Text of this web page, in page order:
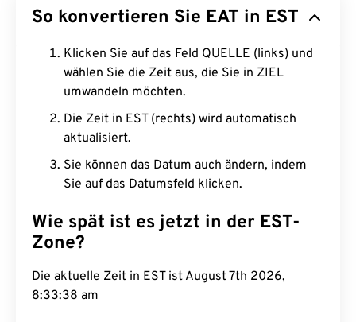
So konvertieren Sie EAT in EST
Klicken Sie auf das Feld QUELLE (links) und
wählen Sie die Zeit aus, die Sie in ZIEL
umwandeln möchten.
Die Zeit in EST (rechts) wird automatisch
aktualisiert.
Sie können das Datum auch ändern, indem
Sie auf das Datumsfeld klicken.
Wie spät ist es jetzt in der EST-
Zone?
Die aktuelle Zeit in EST ist August 7th 2026,
8:33:39 am